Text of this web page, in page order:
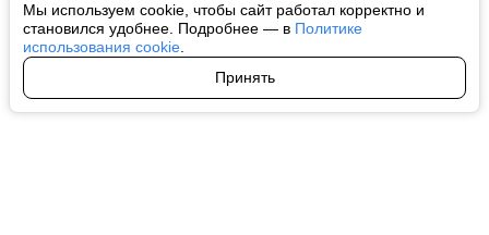
Мы используем cookie, чтобы сайт работал корректно и
становился удобнее. Подробнее — в Политике
использования cookie
Принять